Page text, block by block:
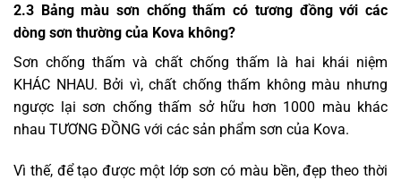
2.3 Bảng màu sơn chống thấm có tương đồng với các
dòng sơn thường của Kova không?
Sơn chống thấm và chất chống thấm là hai khái niệm
KHÁC NHAU. Bởi vì, chất chống thấm không màu nhưng
ngược lại sơn chống thấm sở hữu hơn 1000 màu khác
nhau TƯƠNG ĐỒNG với các sản phẩm sơn của Kova.
Vì thế, để tạo được một lớp sơn có màu bền, đẹp theo thời